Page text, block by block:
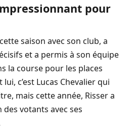
pour
saison avec son club, a
et a permis à son équipe
la course pour les places
c’est Lucas Chevalier qui
mais cette année, Risser a
votants avec ses